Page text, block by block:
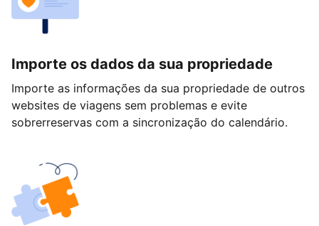
Importe os dados da sua propriedade
Importe as informações da sua propriedade de outros
websites de viagens sem problemas e evite
sobrerreservas com a sincronização do calendário.